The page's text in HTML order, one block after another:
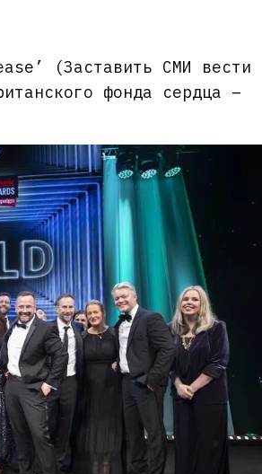
(Заставить СМИ вести
фонда сердца –